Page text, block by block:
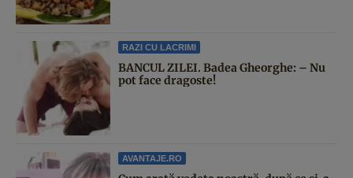
RAZI CU LACRIMI
BANCUL ZILEI. Badea Gheorghe: – Nu
pot face dragoste!
AVANTAJE.RO